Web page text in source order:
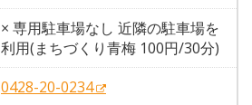
× 専用駐車場なし 近隣の駐車場を
利用(まちづくり青梅 100円/30分)
0428-20-0234